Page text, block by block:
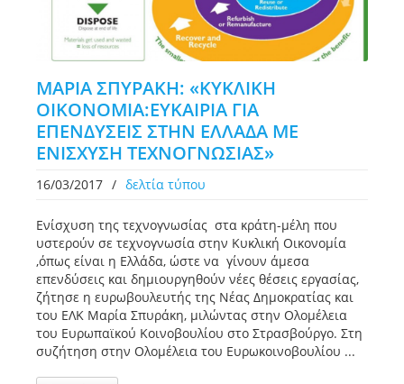
ΜΑΡΙΑ ΣΠΥΡΑΚΗ: «ΚΥΚΛΙΚΗ
ΟΙΚΟΝΟΜΙΑ:ΕΥΚΑΙΡΙΑ ΓΙΑ
ΕΠΕΝΔΥΣΕΙΣ ΣΤΗΝ ΕΛΛΑΔΑ ΜΕ
ΕΝΙΣΧΥΣΗ ΤΕΧΝΟΓΝΩΣΙΑΣ»
16/03/2017 / δελτία τύπου
Ενίσχυση της τεχνογνωσίας στα κράτη-μέλη που
υστερούν σε τεχνογνωσία στην Κυκλική Οικονομία
,όπως είναι η Ελλάδα, ώστε να γίνουν άμεσα
επενδύσεις και δημιουργηθούν νέες θέσεις εργασίας,
ζήτησε η ευρωβουλευτής της Νέας Δημοκρατίας και
του ΕΛΚ Μαρία Σπυράκη, μιλώντας στην Ολομέλεια
του Ευρωπαϊκού Κοινοβουλίου στο Στρασβούργο. Στη
συζήτηση στην Ολομέλεια του Ευρωκοινοβουλίου ...